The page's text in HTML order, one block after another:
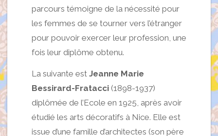
parcours témoigne de la nécessité pour
les femmes de se tourner vers l’étranger
pour pouvoir exercer leur profession, une
fois leur diplôme obtenu.
La suivante est Jeanne Marie
Bessirard-Fratacci (1898-1937)
diplômée de l’Ecole en 1925, après avoir
étudié les arts décoratifs à Nice. Elle est
issue d’une famille d’architectes (son père